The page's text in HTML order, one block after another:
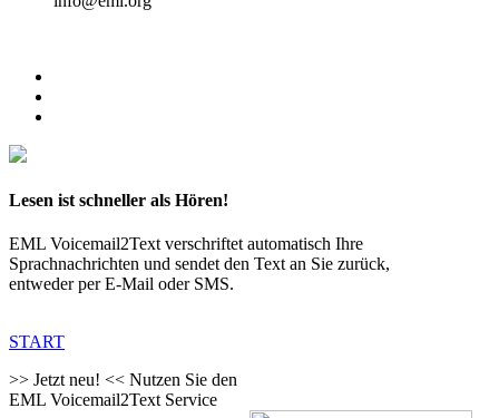
Lesen ist schneller als Hören!
EML Voicemail2Text verschriftet automatisch Ihre
Sprachnachrichten und sendet den Text an Sie zurück,
entweder per E-Mail oder SMS.
START
>> Jetzt neu! << Nutzen Sie den
EML Voicemail2Text Service